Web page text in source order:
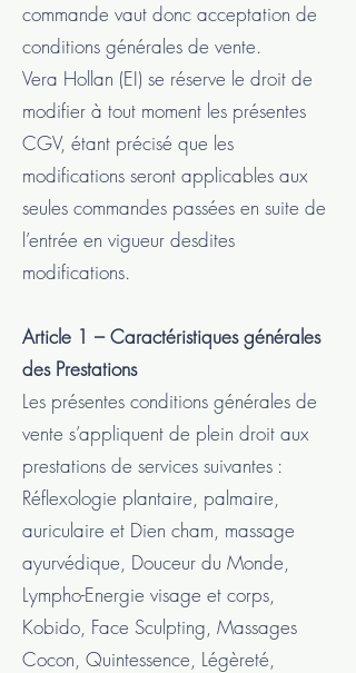
commande vaut donc acceptation de
conditions générales de vente.
Vera Hollan (EI) se réserve le droit de
modifier à tout moment les présentes
CGV, étant précisé que les
modifications seront applicables aux
seules commandes passées en suite de
l’entrée en vigueur desdites
modifications.
Article 1 – Caractéristiques générales
des Prestations
Les présentes conditions générales de
vente s’appliquent de plein droit aux
prestations de services suivantes :
Réflexologie plantaire, palmaire,
auriculaire et Dien cham, massage
ayurvédique, Douceur du Monde,
Lympho-Energie visage et corps,
Kobido, Face Sculpting, Massages
Cocon, Quintessence, Légèreté,